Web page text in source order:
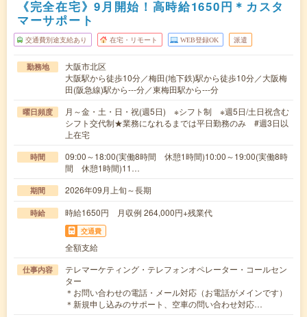
《完全在宅》9月開始！高時給1650円＊カスタ
マーサポート
交通費別途支給あり 在宅・リモート WEB登録OK 派遣
勤務地
大阪市北区
大阪駅から徒歩10分／梅田(地下鉄)駅から徒歩10分／大阪梅
田(阪急線)駅から---分／東梅田駅から---分
曜日頻度
月～金・土・日・祝(週5日) ※シフト制 ※週5日/土日祝含む
シフト交代制★業務になれるまでは平日勤務のみ #週3日以
上在宅
時間
09:00～18:00(実働8時間 休憩1時間)10:00～19:00(実働8時
間 休憩1時間)11…
期間 2026年09月上旬～長期
時給 時給1650円 月収例 264,000円+残業代
交通費
全額支給
仕事内容
テレマーケティング・テレフォンオペレーター・コールセン
ター
＊お問い合わせの電話・メール対応（お電話がメインです）
＊新規申し込みのサポート、空車の問い合わせ対応…